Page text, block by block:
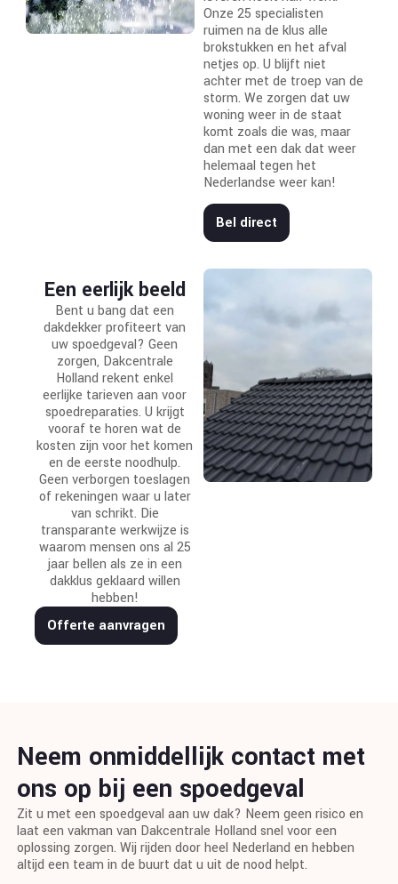
Onze 25 specialisten
ruimen na de klus alle
brokstukken en het afval
netjes op. U blijft niet
achter met de troep van de
storm. We zorgen dat uw
woning weer in de staat
komt zoals die was, maar
dan met een dak dat weer
helemaal tegen het
Nederlandse weer kan!
Bel direct
Een eerlijk beeld
Bent u bang dat een
dakdekker profiteert van
uw spoedgeval? Geen
zorgen, Dakcentrale
Holland rekent enkel
eerlijke tarieven aan voor
spoedreparaties. U krijgt
vooraf te horen wat de
kosten zijn voor het komen
en de eerste noodhulp.
Geen verborgen toeslagen
of rekeningen waar u later
van schrikt. Die
transparante werkwijze is
waarom mensen ons al 25
jaar bellen als ze in een
dakklus geklaard willen
hebben!
Offerte aanvragen
Neem onmiddellijk contact met
ons op bij een spoedgeval
Zit u met een spoedgeval aan uw dak? Neem geen risico en
laat een vakman van Dakcentrale Holland snel voor een
oplossing zorgen. Wij rijden door heel Nederland en hebben
altijd een team in de buurt dat u uit de nood helpt.